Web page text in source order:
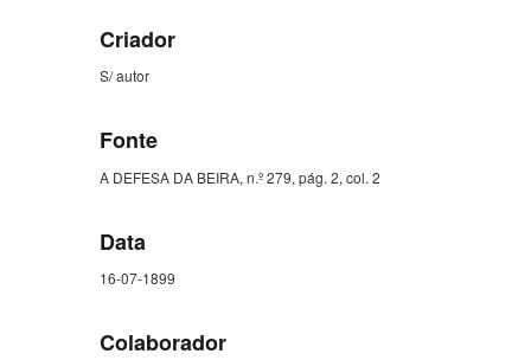
Criador
S/ autor
Fonte
A DEFESA DA BEIRA, n.º 279, pág. 2, col. 2
Data
16-07-1899
Colaborador